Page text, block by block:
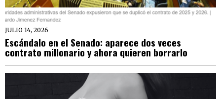
JULIO 14, 2026
Escándalo en el Senado: aparece dos veces
contrato millonario y ahora quieren borrarlo